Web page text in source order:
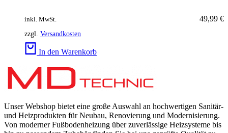
49,99 €
inkl. MwSt.
zzgl. Versandkosten
In den Warenkorb
Unser Webshop bietet eine große Auswahl an hochwertigen Sanitär-
und Heizprodukten für Neubau, Renovierung und Modernisierung.
Von moderner Fußbodenheizung über zuverlässige Heizsysteme bis